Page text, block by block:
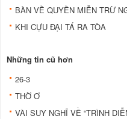
BÀN VỀ QUYỀN MIỄN TRỪ
KHI CỰU ĐẠI TÁ RA TÒA
Những tin cũ hơn
26-3
THỜ Ơ
VÀI SUY NGHĨ VỀ “TRÌNH